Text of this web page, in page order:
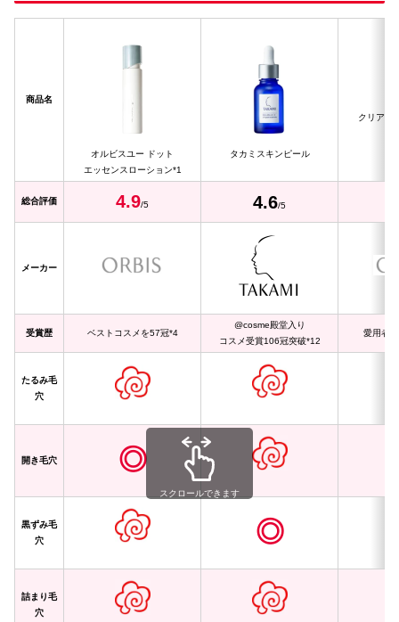
商品名
オルビスユー ドット
エッセンスローション*1
タカミスキンピール
クリアフ
総合評価 4.9/5 4.6/5
メーカー
受賞歴 ベストコスメを57冠*4
@cosme殿堂入り
コスメ受賞106冠突破*12
愛用者
たるみ毛
穴
開き毛穴 ◎
黒ずみ毛
穴
◎
詰まり毛
穴
スクロールできます